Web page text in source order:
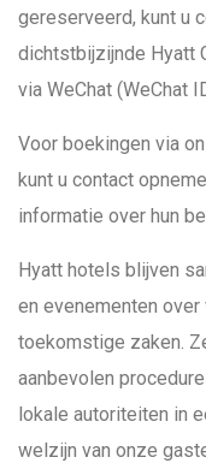
gereserveerd, kunt u
dichtstbijzijnde Hyatt
via WeChat (WeChat
Voor boekingen via
kunt u contact
informatie over hun
Hyatt hotels blijven
en evenementen
toekomstige zaken.
aanbevolen
lokale autoriteiten in
welzijn van onze